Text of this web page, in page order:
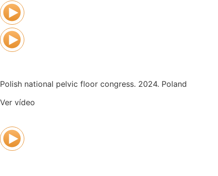
Polish national pelvic floor congress. 2024. Poland
Ver vídeo